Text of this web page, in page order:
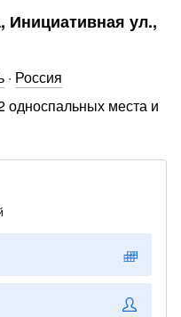
Инициативная ул.,
· Россия
односпальных места и